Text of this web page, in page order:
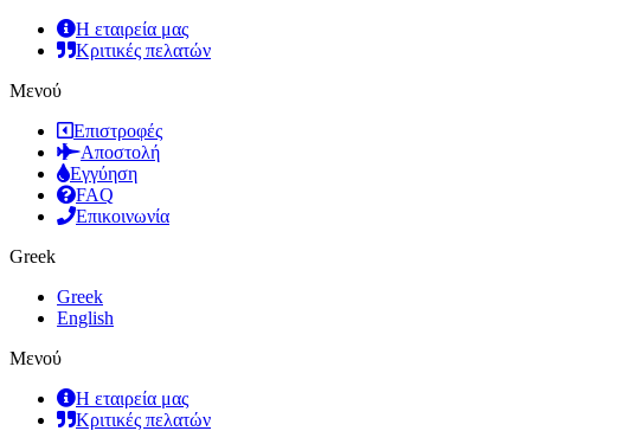
Η εταιρεία μας
Κριτικές πελατών
Μενού
Επιστροφές
Αποστολή
Εγγύηση
FAQ
Επικοινωνία
Greek
Greek
English
Μενού
Η εταιρεία μας
Κριτικές πελατών